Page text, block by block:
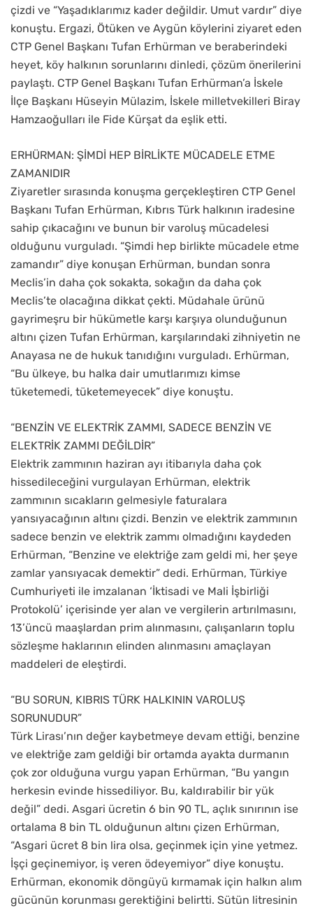
çizdi ve “Yaşadıklarımız kader değildir. Umut vardır” diye
konuştu. Ergazi, Ötüken ve Aygün köylerini ziyaret eden
CTP Genel Başkanı Tufan Erhürman ve beraberindeki
heyet, köy halkının sorunlarını dinledi, çözüm önerilerini
paylaştı. CTP Genel Başkanı Tufan Erhürman’a İskele
İlçe Başkanı Hüseyin Mülazim, İskele milletvekilleri Biray
Hamzaoğulları ile Fide Kürşat da eşlik etti.
ERHÜRMAN: ŞİMDİ HEP BİRLİKTE MÜCADELE ETME
ZAMANIDIR
Ziyaretler sırasında konuşma gerçekleştiren CTP Genel
Başkanı Tufan Erhürman, Kıbrıs Türk halkının iradesine
sahip çıkacağını ve bunun bir varoluş mücadelesi
olduğunu vurguladı. “Şimdi hep birlikte mücadele etme
zamandır” diye konuşan Erhürman, bundan sonra
Meclis’in daha çok sokakta, sokağın da daha çok
Meclis’te olacağına dikkat çekti. Müdahale ürünü
gayrimeşru bir hükümetle karşı karşıya olunduğunun
altını çizen Tufan Erhürman, karşılarındaki zihniyetin ne
Anayasa ne de hukuk tanıdığını vurguladı. Erhürman,
“Bu ülkeye, bu halka dair umutlarımızı kimse
tüketemedi, tüketemeyecek” diye konuştu.
“BENZİN VE ELEKTRİK ZAMMI, SADECE BENZİN VE
ELEKTRİK ZAMMI DEĞİLDİR”
Elektrik zammının haziran ayı itibarıyla daha çok
hissedileceğini vurgulayan Erhürman, elektrik
zammının sıcakların gelmesiyle faturalara
yansıyacağının altını çizdi. Benzin ve elektrik zammının
sadece benzin ve elektrik zammı olmadığını kaydeden
Erhürman, “Benzine ve elektriğe zam geldi mi, her şeye
zamlar yansıyacak demektir” dedi. Erhürman, Türkiye
Cumhuriyeti ile imzalanan ‘İktisadi ve Mali İşbirliği
Protokolü’ içerisinde yer alan ve vergilerin artırılmasını,
13’üncü maaşlardan prim alınmasını, çalışanların toplu
sözleşme haklarının elinden alınmasını amaçlayan
maddeleri de eleştirdi.
“BU SORUN, KIBRIS TÜRK HALKININ VAROLUŞ
SORUNUDUR”
Türk Lirası’nın değer kaybetmeye devam ettiği, benzine
ve elektriğe zam geldiği bir ortamda ayakta durmanın
çok zor olduğuna vurgu yapan Erhürman, “Bu yangın
herkesin evinde hissediliyor. Bu, kaldırabilir bir yük
değil” dedi. Asgari ücretin 6 bin 90 TL, açlık sınırının ise
ortalama 8 bin TL olduğunun altını çizen Erhürman,
“Asgari ücret 8 bin lira olsa, geçinmek için yine yetmez.
İşçi geçinemiyor, iş veren ödeyemiyor” diye konuştu.
Erhürman, ekonomik döngüyü kırmamak için halkın alım
gücünün korunması gerektiğini belirtti. Sütün litresinin